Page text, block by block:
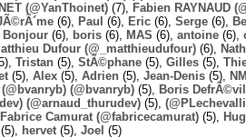
(@YanThoinet) (7), Fabien RAYNAUD
(6), Paul (6), Eric (6), Serge (6),
Bonjour (6), boris (6), MAS (6), antoine (6),
Dufour (@_matthieudufour) (6),
Tristan (5), StÃ©phane (5), Gilles (5),
(5), Alex (5), Adrien (5), Jean-Denis (5), NM
(@bvanryb) (@bvanryb) (5), Boris
(@arnaud_thurudev) (5),
Fabrice Camurat (@fabricecamurat) (5),
(5), hervet (5), Joel (5)